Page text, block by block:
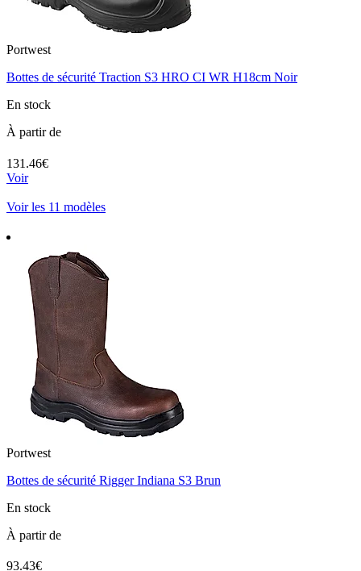
Portwest
Bottes de sécurité Traction S3 HRO CI WR H18cm Noir
En stock
À partir de
131.46€
Voir
Voir les 11 modèles
Portwest
Bottes de sécurité Rigger Indiana S3 Brun
En stock
À partir de
93.43€